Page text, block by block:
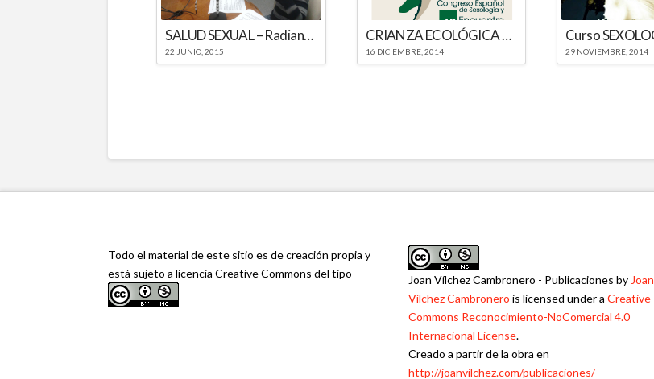
SALUD SEXUAL – Radiando Salud
22 JUNIO, 2015
CRIANZA ECOLÓGICA Y PREVENCIÓN PSICOSEXUAL
16 DICIEMBRE, 2014 29 NOVIEMBRE, 2014
Todo el material de este sitio es de creación propia y
está sujeto a licencia Creative Commons del tipo
Joan Vílchez Cambronero - Publicaciones by Joan
Vílchez Cambronero is licensed under aCreative
Commons Reconocimiento-NoComercial 4.0
Internacional License.
Creado a partir de la obra en
http://joanvilchez.com/publicaciones/